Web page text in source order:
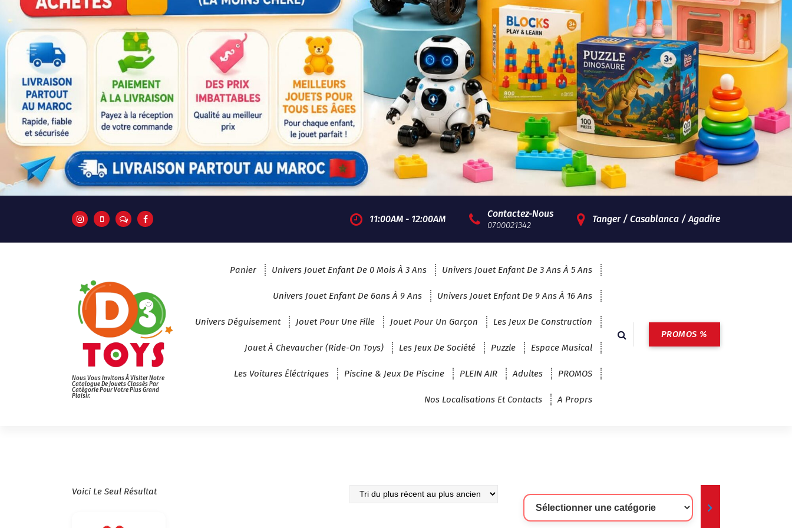
11:00AM - 12:00AM Contactez-Nous
0700021342
Tanger / Casablanca / Agadire
Nous Vous Invitons À Visiter Notre
Catalogue De Jouets Classés Par
Catégorie Pour Votre Plus Grand
Plaisir.
Panier Univers Jouet Enfant De 0 Mois À 3 Ans Univers Jouet Enfant De 3 Ans À 5 Ans
Univers Jouet Enfant De 6ans À 9 Ans Univers Jouet Enfant De 9 Ans À 16 Ans
Univers Déguisement Jouet Pour Une Fille Jouet Pour Un Garçon Les Jeux De Construction
Jouet À Chevaucher (Ride-On Toys) Les Jeux De Société Puzzle Espace Musical
Les Voitures Éléctriques Piscine & Jeux De Piscine PLEIN AIR Adultes PROMOS
Nos Localisations Et Contacts A Proprs
PROMOS %
Voici Le Seul Résultat
Sélectionner
Une